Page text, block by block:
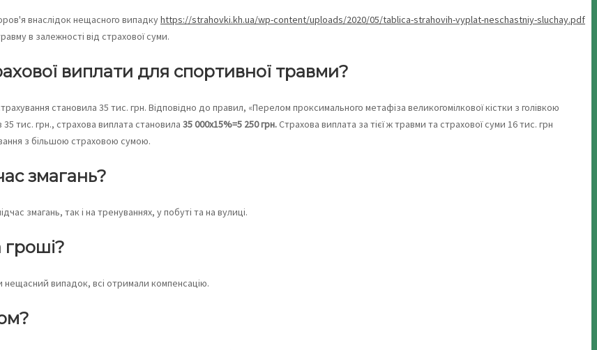
внаслідок нещасного випадкуhttps://strahovki.kh.ua/wp-content/uploads/2020/05/tablica-strahovih-vyplat-neschastniy-sluchay.pdf
в залежності від страхової суми.
виплати для спортивної травми?
становила 35 тис. грн. Відповідно до правил, «Перелом проксимального метафіза великогомілкової кістки з голівкою
35 тис. грн., страхова виплата становила 35 000х15%=5 250 грн.Страхова виплата за тієї ж травми та страхової суми 16 тис. грн
з більшою страховою сумою.
змагань?
змагань, так і на тренуваннях, у побуті та на вулиці.
гроші?
нещасний випадок, всі отримали компенсацію.